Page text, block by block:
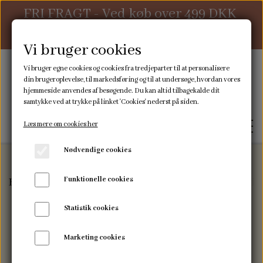
FRI FRAGT - Ved køb over 499 DKK
WEBSHOP
Forside Sovetid Suttesnore
Vi bruger cookies
Vi bruger egne cookies og cookies fra tredjeparter til at personalisere
din brugeroplevelse, til markedsføring og til at undersøge, hvordan vores
hjemmeside anvendes af besøgende. Du kan altid tilbagekalde dit
samtykke ved at trykke på linket 'Cookies' nederst på siden.
Læs mere om cookies her
Nødvendige cookies
Funktionelle cookies
Statistik cookies
Marketing cookies